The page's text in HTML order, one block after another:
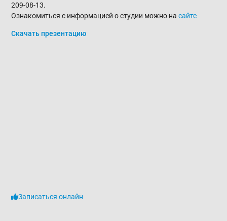
209-08-13.
Ознакомиться с информацией о студии можно насайте
Скачать презентацию
Записаться онлайн